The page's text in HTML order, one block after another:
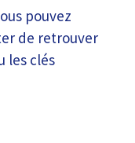
pouvez
de retrouver
les clés